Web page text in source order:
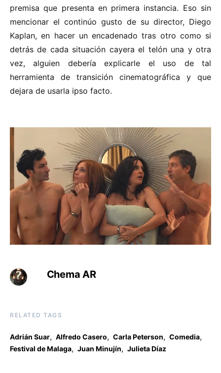
premisa que presenta en primera instancia. Eso sin
mencionar el continúo gusto de su director, Diego
Kaplan, en hacer un encadenado tras otro como si
detrás de cada situación cayera el telón una y otra
vez, alguien debería explicarle el uso de tal
herramienta de transición cinematográfica y que
dejara de usarla ipso facto.
Chema AR
RELATED TAGS
Adrián Suar, Alfredo Casero, Carla Peterson, Comedia,
Festival de Malaga, Juan Minujín, Julieta Díaz